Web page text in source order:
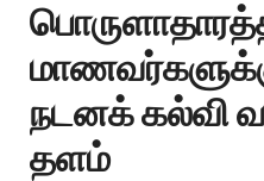
நடனக் கல்வி
தளம்